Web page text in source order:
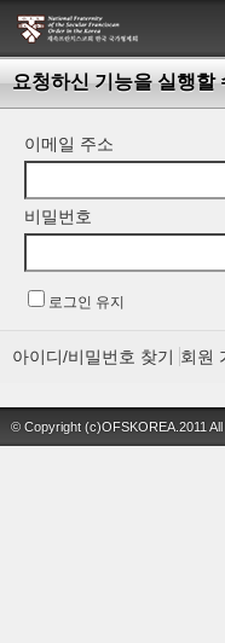
요청하신 기능을 실행할
이메일 주소
비밀번호
로그인 유지
아이디/비밀번호 찾기 회원
© Copyright (c)OFSKOREA.2011 All